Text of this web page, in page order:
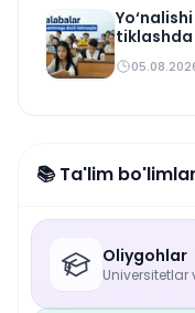
📚 Ta'lim
Oliygohlar